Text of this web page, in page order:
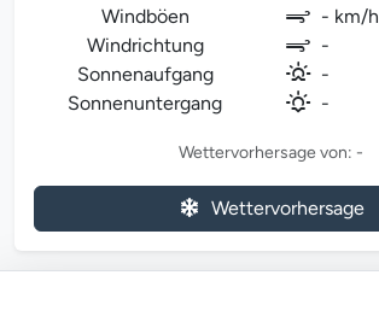
Windböen
- km/h
Windrichtung
-
Sonnenaufgang
-
Sonnenuntergang
-
Wettervorhersage von: -
Wettervorhersage